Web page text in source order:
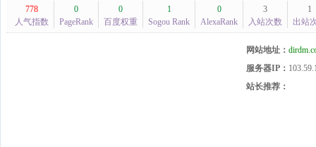
778
人气指数
0
PageRank
0
百度权重
1
Sogou Rank
0
AlexaRank
3
入站次数
1
出站
网站地址：
服务器IP：
站长推荐：